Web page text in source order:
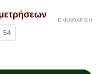
54
ΕΚΚΑΘΆΡΙΣΗ